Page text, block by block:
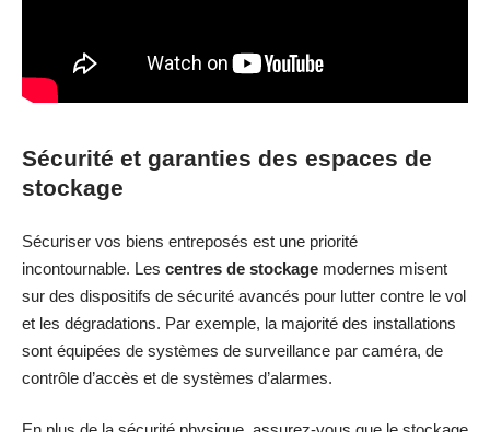
Sécurité et garanties des espaces de
stockage
Sécuriser vos biens entreposés est une priorité
incontournable. Les centres de stockage modernes misent
sur des dispositifs de sécurité avancés pour lutter contre le vol
et les dégradations. Par exemple, la majorité des installations
sont équipées de systèmes de surveillance par caméra, de
contrôle d’accès et de systèmes d’alarmes.